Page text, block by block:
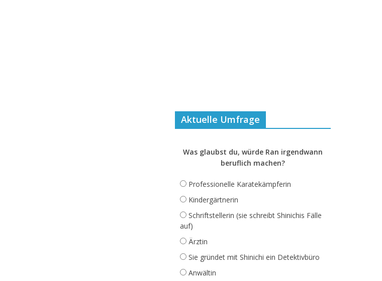
Aktuelle Umfrage
Was glaubst du, würde Ran irgendwann
beruflich machen?
Professionelle Karatekämpferin
Kindergärtnerin
Schriftstellerin (sie schreibt Shinichis Fälle
auf)
Ärztin
Sie gründet mit Shinichi ein Detektivbüro
Anwältin